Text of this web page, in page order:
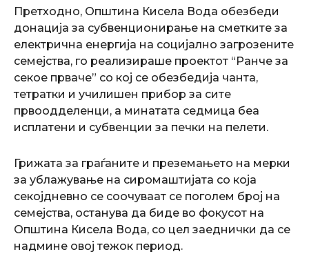
Претходно, Општина Кисела Вода обезбеди
донација за субвенционирање на сметките за
електрична енергија на социјално загрозените
семејства, го реализираше проектот “Ранче за
секое прваче” со кој се обезбедија чанта,
тетратки и училишен прибор за сите
првоодделенци, а минатата седмица беа
исплатени и субвенции за печки на пелети.
Грижата за граѓаните и преземањето на мерки
за ублажување на сиромаштијата со која
секојдневно се соочуваат се поголем број на
семејства, останува да биде во фокусот на
Општина Кисела Вода, со цел заеднички да се
надмине овој тежок период.